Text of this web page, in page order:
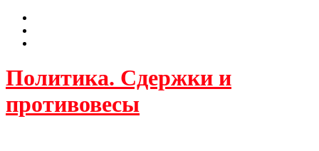
Политика. Сдержки и
противовесы